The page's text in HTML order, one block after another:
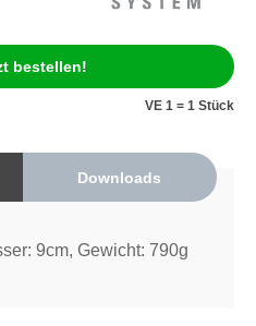
bestellen!
VE 1 = 1 Stück
Downloads
9cm, Gewicht: 790g